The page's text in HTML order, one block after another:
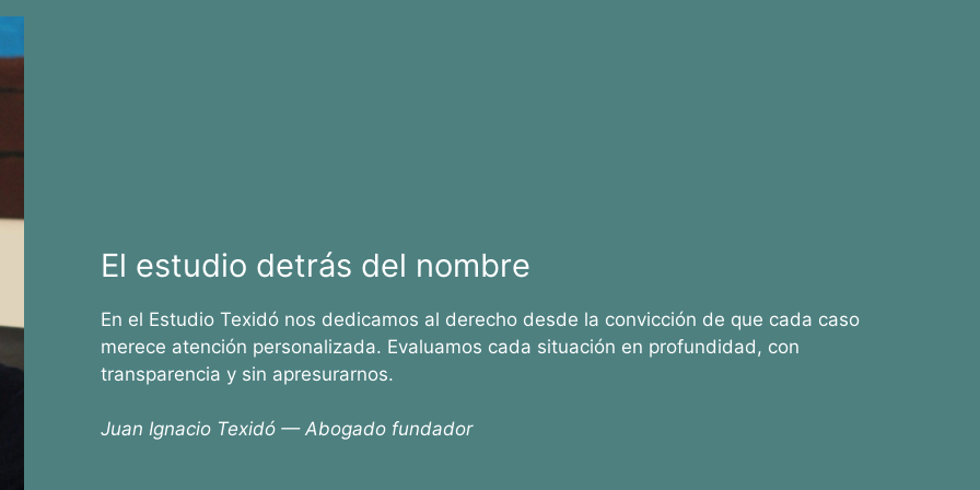
El estudio detrás del nombre
En el Estudio Texidó nos dedicamos al derecho desde la convicción de que cada caso
merece atención personalizada. Evaluamos cada situación en profundidad, con
transparencia y sin apresurarnos.
Juan Ignacio Texidó — Abogado fundador